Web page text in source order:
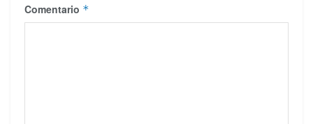
Comentario *